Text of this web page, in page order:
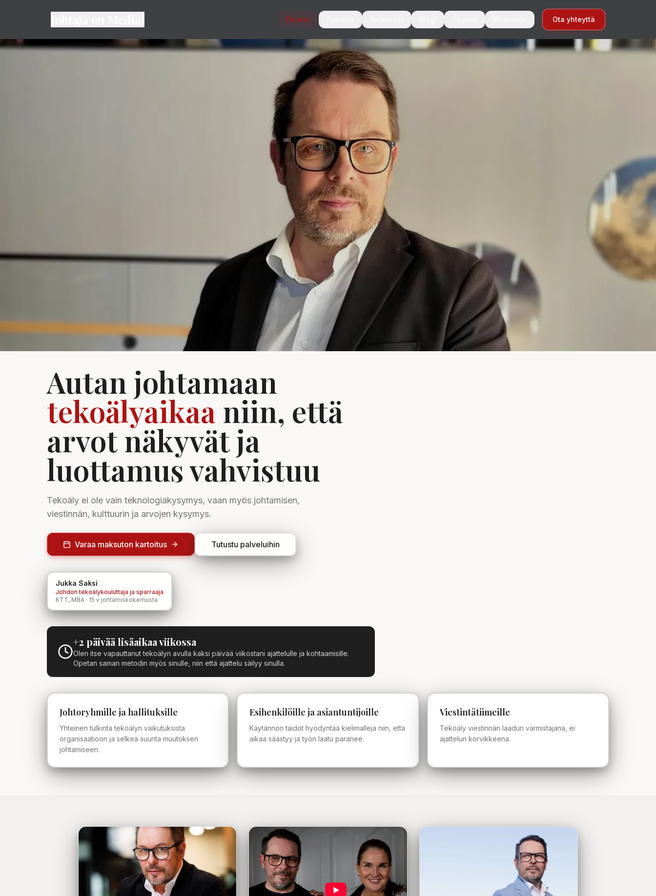
Etusivu Ota yhteyttä
Autan johtamaan
tekoälyaikaa niin, että
arvot näkyvät ja
luottamus vahvistuu
Tekoäly ei ole vain teknologiakysymys, vaan myös johtamisen,
viestinnän, kulttuurin ja arvojen kysymys.
Varaa maksuton kartoitus Tutustu palveluihin
Jukka Saksi
Johdon tekoälykouluttaja ja sparraaja
KTT, MBA · 15 v johtamiskokemusta
+2 päivää lisäaikaa viikossa
Olen itse vapauttanut tekoälyn avulla kaksi päivää viikostani ajattelulle ja kohtaamisille.
Opetan saman metodin myös sinulle, niin että ajattelu säilyy sinulla.
Johtoryhmille ja hallituksille
Yhteinen tulkinta tekoälyn vaikutuksista
organisaatioon ja selkeä suunta muutoksen
johtamiseen.
Esihenkilöille ja asiantuntijoille
Käytännön taidot hyödyntää kielimalleja niin, että
aikaa säästyy ja työn laatu paranee.
Viestintätiimeille
Tekoäly viestinnän laadun varmistajana, ei
ajattelun korvikkeena.